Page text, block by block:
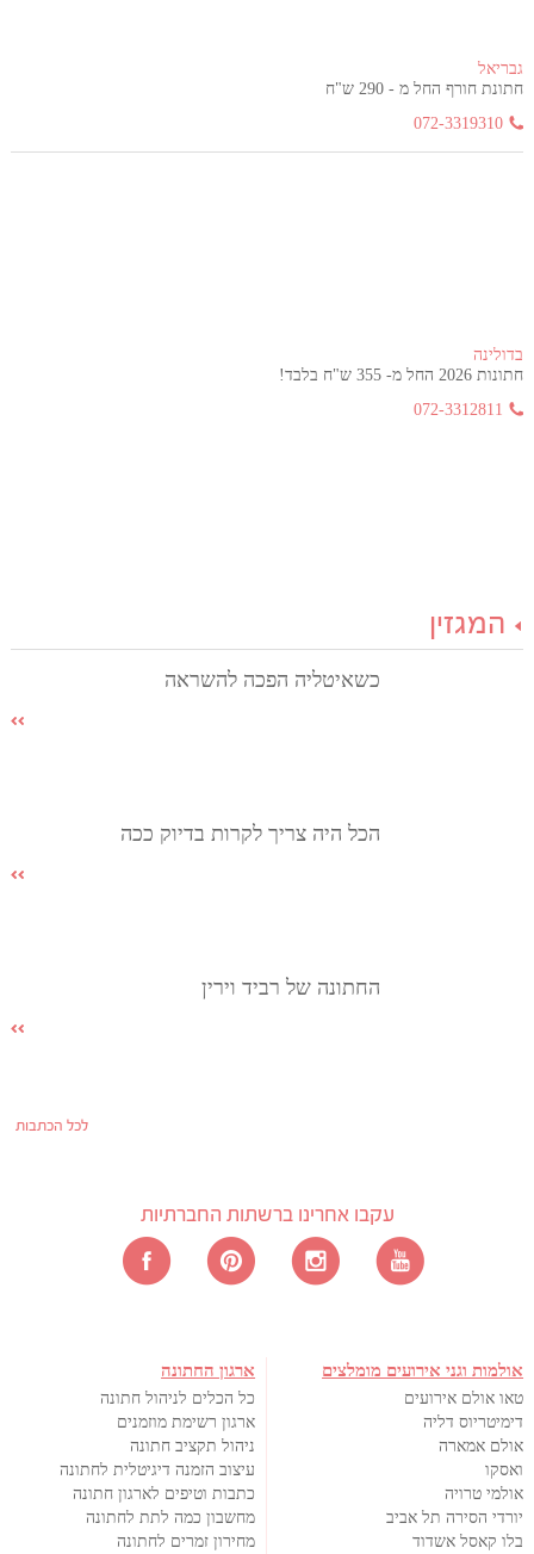
גבריאל
חתונת חורף החל מ - 290 ש"ח
072-3319310
בדולינה
חתונות 2026 החל מ- 355 ש"ח בלבד!
072-3312811
המגזין
כשאיטליה הפכה להשראה
הכל היה צריך לקרות בדיוק ככה
החתונה של רביד וירין
לכל הכתבות
עקבו אחרינו ברשתות החברתיות
אולמות וגני אירועים מומלצים
טאו אולם אירועים
דימיטריוס דליה
אולם אמארה
ואסקו
אולמי טרויה
יורדי הסירה תל אביב
בלו קאסל אשדוד
ארגון החתונה
כל הכלים לניהול חתונה
ארגון רשימת מוזמנים
ניהול תקציב חתונה
עיצוב הזמנה דיגיטלית לחתונה
כתבות וטיפים לארגון חתונה
מחשבון כמה לתת לחתונה
מחירון זמרים לחתונה